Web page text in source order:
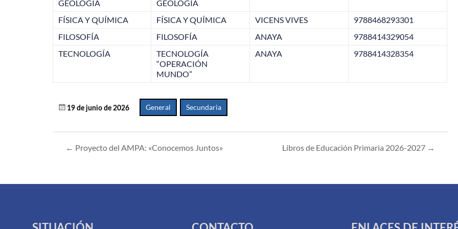
GEOLOGÍA
GEOLOGÍA
FÍSICA Y QUÍMICA FÍSICA Y QUÍMICA VICENS VIVES
9788468293301
FILOSOFÍA
FILOSOFÍA ANAYA
9788414329054
TECNOLOGÍA
TECNOLOGÍA
“OPERACIÓN
MUNDO”
ANAYA 9788414328354
19 de junio de 2026 General Secundaria
← Proyecto del AMPA: «Conocemos Juntos» Libros de Educación Primaria 2026-2027 →